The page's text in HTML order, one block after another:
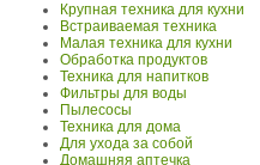
Крупная техника для кухни
Встраиваемая техника
Малая техника для кухни
Обработка продуктов
Техника для напитков
Фильтры для воды
Пылесосы
Техника для дома
Для ухода за собой
Домашняя аптечка